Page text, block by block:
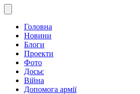
Головна
Новини
Блоги
Проекти
Фото
Досьє
Війна
Допомога армії